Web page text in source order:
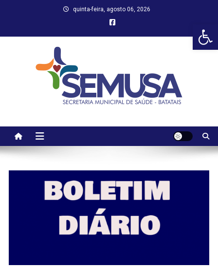
quinta-feira, agosto 06, 2026